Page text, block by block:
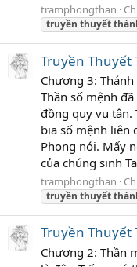
tramphongthan
truyền thuyết
Truyền Thuyết
Chương 3:
Thần số mệnh
đồng quy vu tận.
bia số mệnh liên
Phong nói. Mấy
của chúng sinh
tramphongthan
truyền thuyết
Truyền Thuyết
Chương 2: Thần